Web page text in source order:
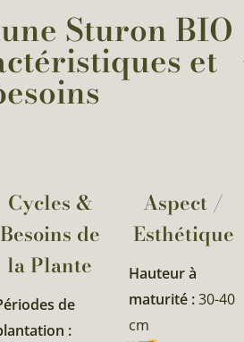
Sturon BIO
et
Cycles &
Besoins de
la Plante​
de
:
Aspect /
Esthétique
Hauteur à
maturité :30-40
cm